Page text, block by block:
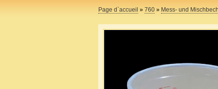
Page d`accueil » 760 » Mess- und